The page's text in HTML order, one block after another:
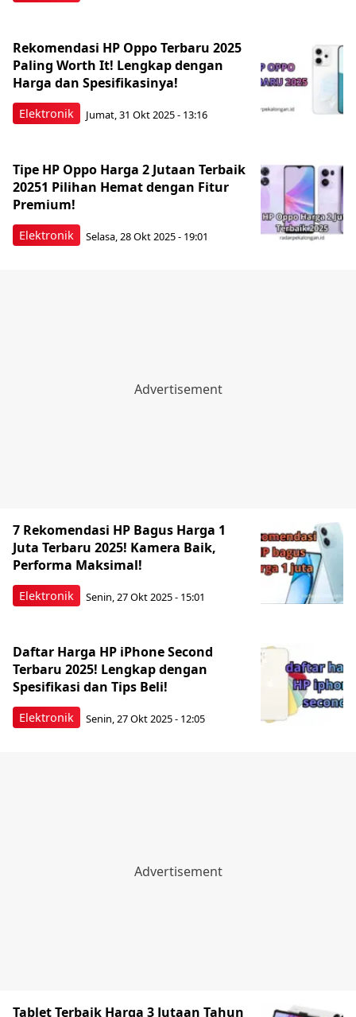
Elektronik
Rekomendasi HP Oppo Terbaru 2025
Paling Worth It! Lengkap dengan
Harga dan Spesifikasinya!
Jumat, 31 Okt 2025 - 13:16
Elektronik
Tipe HP Oppo Harga 2 Jutaan Terbaik
20251 Pilihan Hemat dengan Fitur
Premium!
Selasa, 28 Okt 2025 - 19:01
Elektronik
7 Rekomendasi HP Bagus Harga 1
Juta Terbaru 2025! Kamera Baik,
Performa Maksimal!
Senin, 27 Okt 2025 - 15:01
Elektronik
Daftar Harga HP iPhone Second
Terbaru 2025! Lengkap dengan
Spesifikasi dan Tips Beli!
Senin, 27 Okt 2025 - 12:05
Tablet Terbaik Harga 3 Jutaan Tahun